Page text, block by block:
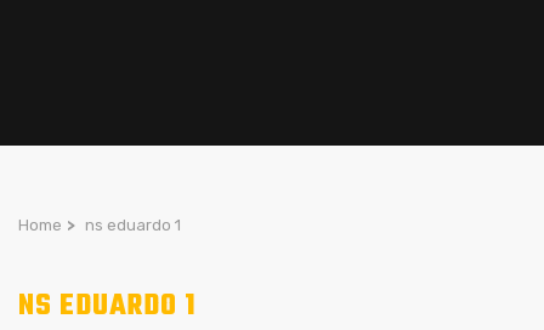
Home > ns eduardo 1
NS EDUARDO 1